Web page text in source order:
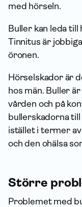
med hörseln.
Buller kan leda
Tinnitus är
öronen.
Hörselskador är
hos män. Buller
vården och på
bullerskadorna
istället i termer
och den ohälsa
Större
Problemet med